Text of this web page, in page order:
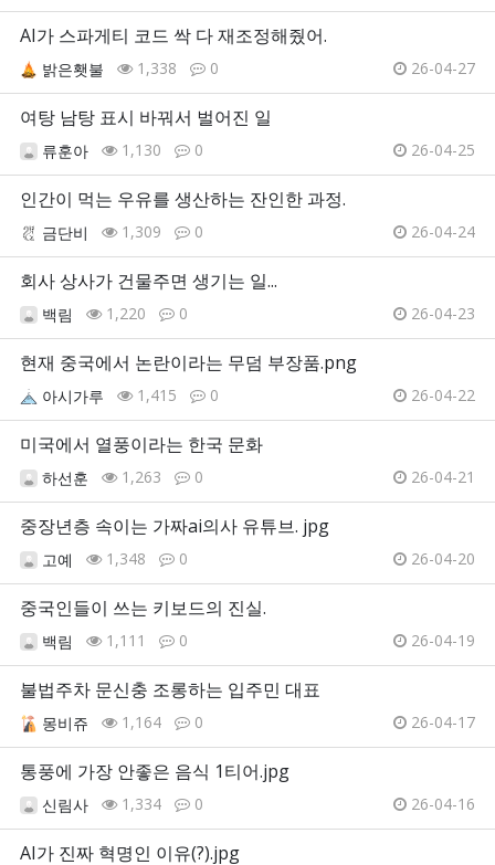
AI가 스파게티 코드 싹 다 재조정해줬어.
밝은횃불 1,338 0 26-04-27
여탕 남탕 표시 바꿔서 벌어진 일
류훈아 1,130 0 26-04-25
인간이 먹는 우유를 생산하는 잔인한 과정.
금단비 1,309 0 26-04-24
회사 상사가 건물주면 생기는 일...
백림 1,220 0 26-04-23
현재 중국에서 논란이라는 무덤 부장품.png
아시가루 1,415 0 26-04-22
미국에서 열풍이라는 한국 문화
하선훈 1,263 0 26-04-21
중장년층 속이는 가짜ai의사 유튜브. jpg
고예 1,348 0 26-04-20
중국인들이 쓰는 키보드의 진실.
백림 1,111 0 26-04-19
불법주차 문신충 조롱하는 입주민 대표
몽비쥬 1,164 0 26-04-17
통풍에 가장 안좋은 음식 1티어.jpg
신림사 1,334 0 26-04-16
AI가 진짜 혁명인 이유(?).jpg